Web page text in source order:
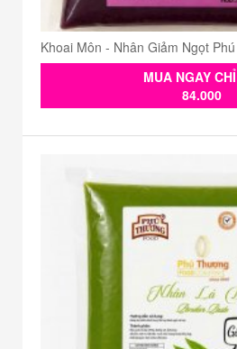
Khoai Môn - Nhân Giảm Ngọt
MUA NGAY
84.000